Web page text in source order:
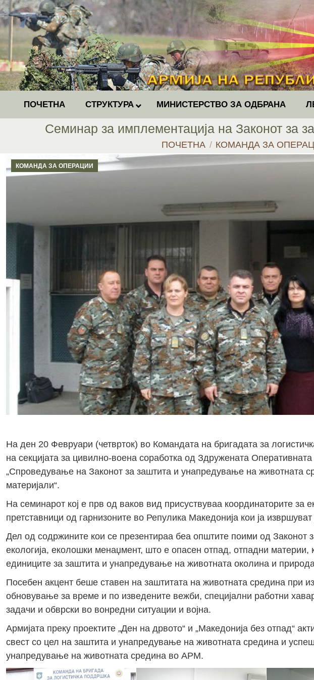
ПОЧЕТНА СТРУКТУРА МИНИСТЕРСТВО ЗА ОДБРАНА
Семинар за имплементација на Законот за
You are here:
ПОЧЕТНА КОМАНДА ЗА
КОМАНДА ЗА ОПЕРАЦИИ
На ден 20 Февруари (четврток) во Командата на бригадата за
на секцијата за цивилно-воена соработка од Здружената
„Спроведување на Законот за заштита и унапредување на животната
материјали“.
На семинарот кој е прв од ваков вид присуствуваа координаторите за
претставници од гарнизоните во Репулика Македонија кои ја
Дел од содржините кои се презентираа беа општите поими од Законот
екологија, еколошки менаџмент, што е опасен отпад, отпадни материи,
единиците за заштита и унапредување на животната околина и
Посебен акцент беше ставен на заштитата на животната средина при
обновување за време и по изведените вежби, специјални работни
задачи и обврски во вонредни ситуации и војна.
Армијата преку проектите „Ден на дрвото“ и „Македонија без отпад“
свест со цел на заштита и унапредување на животната средина и
унапредување на животната средина во АРМ.